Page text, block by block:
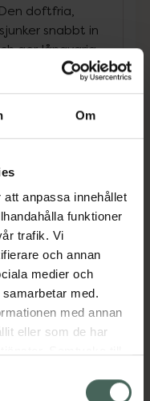
Om
anpassa innehållet
funktioner
trafik. Vi
och annan
medier och
med.
med annan
eller som de har
doftfria,
snabbt in
ger långvarig
med
stärker
uttorkning,
händer som
användas på
skonsam,
och säker vård
mild och
irriterande
Hudvård